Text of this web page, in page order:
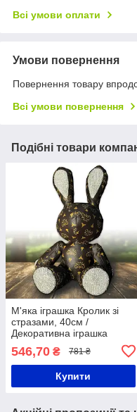
Всі умови оплати
Умови повернення
Повернення товару
Всі умови повернення
Подібні товари
М'яка іграшка Кролик зі
стразами, 40см /
Декоративна іграшка
кролик
546,70 ₴ 781 ₴
Купити